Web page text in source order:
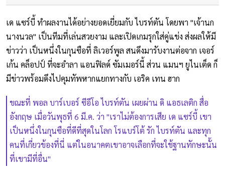
เด แซร์บี้ ทำผลงานได้อย่างยอดเยี่ยมกับ ไบรท์ตัน โดยพา "เจ้านก
นางนวล" เป็นทีมที่เล่นสวยงาม และเปิดเกมรุกใส่คู่แข่ง ส่งผลให้มี
ข่าวว่า เป็นหนึ่งในกุนซือที่ ลิเวอร์พูล สนดึงมารับงานต่อจาก เจอร์
เก้น คล็อปป์ ที่จะอำลา แอนฟิลด์ ซัมเมอร์นี้ ส่วน แมนฯ ยูไนเต็ด ก็
มีข่าวพร้อมดึงไปคุมทัพหากแยกทางกับ เอริค เทน ฮาก
ขณะที่ พอล บาร์เบอร์ ซีอีโอ ไบรท์ตัน เผยผ่าน ดิ แอธเลติก สื่อ
อังกฤษ เมื่อวันพุธที่ 6 มี.ค. ว่า "เราไม่ต้องการเสีย เด แซร์บี้ เขา
เป็นหนึ่งในกุนซือที่ดีที่สุดในโลก โรแบร์โต้ รัก ไบรท์ตัน และทุก
คนที่เกี่ยวข้องที่นี่ แต่ในอนาคตเขาอาจเลือกที่จะใช้ฐานทักษะนั้น
ที่เขามีที่อื่น"